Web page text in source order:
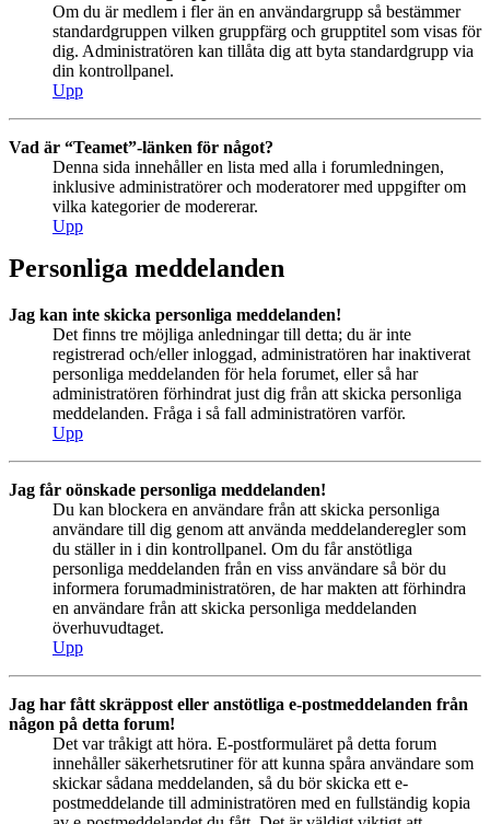
Om du är medlem i fler än en användargrupp så bestämmer
standardgruppen vilken gruppfärg och grupptitel som visas för
dig. Administratören kan tillåta dig att byta standardgrupp via
din kontrollpanel.
Upp
Vad är “Teamet”-länken för något?
Denna sida innehåller en lista med alla i forumledningen,
inklusive administratörer och moderatorer med uppgifter om
vilka kategorier de modererar.
Upp
Personliga meddelanden
Jag kan inte skicka personliga meddelanden!
Det finns tre möjliga anledningar till detta; du är inte
registrerad och/eller inloggad, administratören har inaktiverat
personliga meddelanden för hela forumet, eller så har
administratören förhindrat just dig från att skicka personliga
meddelanden. Fråga i så fall administratören varför.
Upp
Jag får oönskade personliga meddelanden!
Du kan blockera en användare från att skicka personliga
användare till dig genom att använda meddelanderegler som
du ställer in i din kontrollpanel. Om du får anstötliga
personliga meddelanden från en viss användare så bör du
informera forumadministratören, de har makten att förhindra
en användare från att skicka personliga meddelanden
överhuvudtaget.
Upp
Jag har fått skräppost eller anstötliga e-postmeddelanden från
någon på detta forum!
Det var tråkigt att höra. E-postformuläret på detta forum
innehåller säkerhetsrutiner för att kunna spåra användare som
skickar sådana meddelanden, så du bör skicka ett e-
postmeddelande till administratören med en fullständig kopia